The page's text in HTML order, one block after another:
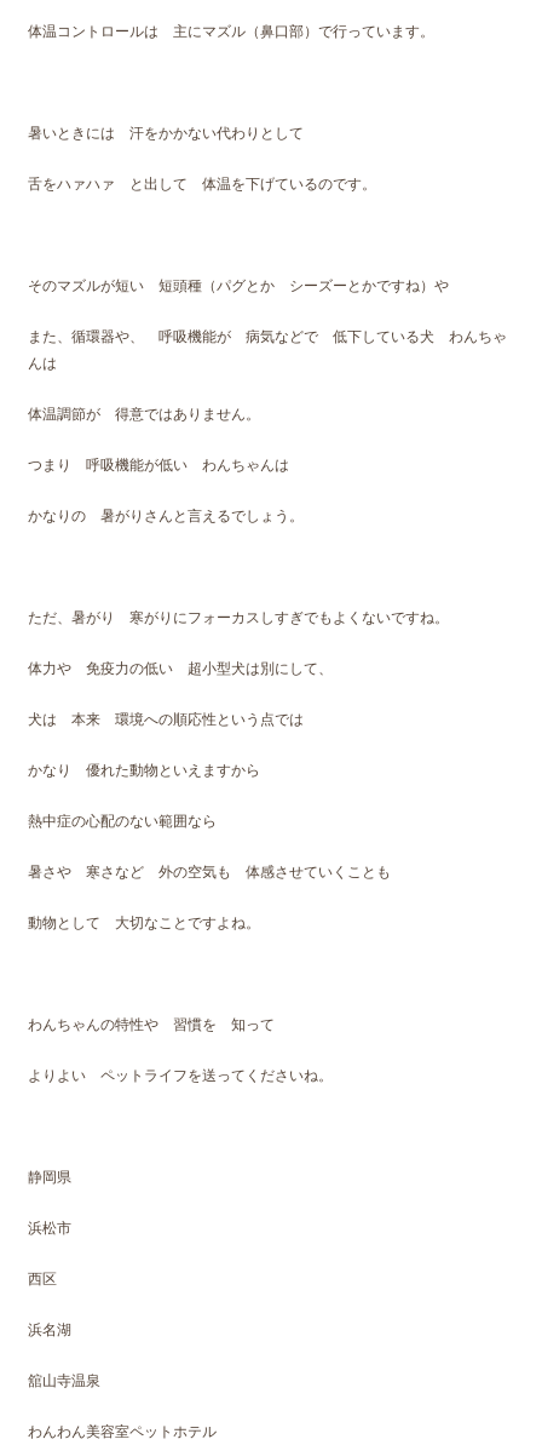
体温コントロールは 主にマズル（鼻口部）で行っています。
暑いときには 汗をかかない代わりとして
舌をハァハァ と出して 体温を下げているのです。
そのマズルが短い 短頭種（パグとか シーズーとかですね）や
また、循環器や、 呼吸機能が 病気などで 低下している犬 わんちゃ
んは
体温調節が 得意ではありません。
つまり 呼吸機能が低い わんちゃんは
かなりの 暑がりさんと言えるでしょう。
ただ、暑がり 寒がりにフォーカスしすぎでもよくないですね。
体力や 免疫力の低い 超小型犬は別にして、
犬は 本来 環境への順応性という点では
かなり 優れた動物といえますから
熱中症の心配のない範囲なら
暑さや 寒さなど 外の空気も 体感させていくことも
動物として 大切なことですよね。
わんちゃんの特性や 習慣を 知って
よりよい ペットライフを送ってくださいね。
静岡県
浜松市
西区
浜名湖
舘山寺温泉
わんわん美容室ペットホテル